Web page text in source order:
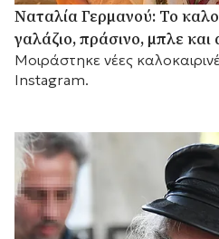
Ναταλία Γερμανού: Το
γαλάζιο, πράσινο, μπλε
Mοιράστηκε νέες
Instagram.